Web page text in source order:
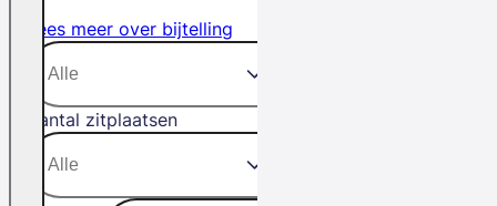
Lees meer over bijtelling
Aantal zitplaatsen